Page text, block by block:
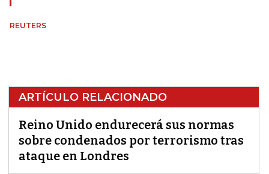
REUTERS
ARTÍCULO RELACIONADO
Reino Unido endurecerá sus normas
sobre condenados por terrorismo tras
ataque en Londres